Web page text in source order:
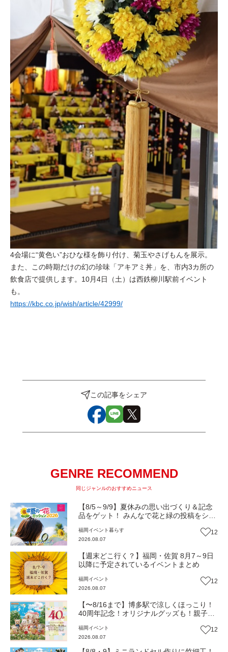
4会場に“黄色い”おひな様を飾り付け、菊玉やさげもんを展示。
また、この時期だけの幻の珍味「アキアミ丼」を、市内3カ所の
飲食店で提供します。10月4日（土）は西鉄柳川駅前イベント
も。
https://kbc.co.jp/wish/article/42999/
この記事をシェア
GENRE RECOMMEND
同じジャンルのおすすめニュース
【8/5～9/9】夏休みの思い出づくり＆記念
品をゲット！ みんなで花と緑の投稿をシェ
レンジ【一人一花はなきん便り】Vol.55
福岡 イベント暮らす
2026.08.07
12
【週末どこ行く？】福岡・佐賀 8月7～9日
以降に予定されているイベントまとめ
福岡 イベント
2026.08.07
12
【〜8/16まで】博多駅で涼しくほっこり！
40周年記念！オリジナルグッズも！親子揃
こう（JR九州ホール）【イベント】
福岡 イベント
2026.08.07
12